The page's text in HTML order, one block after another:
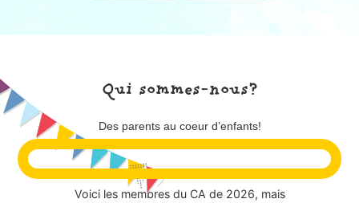
Qui sommes-nous?
Des parents au coeur d’enfants!
Voici les membres du CA de 2026, mais